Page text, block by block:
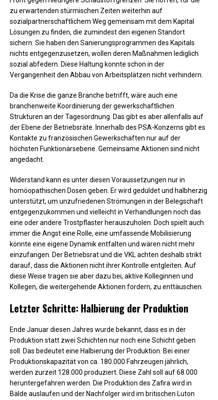
zu erwartenden stürmischen Zeiten weiterhin auf
sozialpartnerschaftlichem Weg gemeinsam mit dem Kapital
Lösungen zu finden, die zumindest den eigenen Standort
sichern. Sie haben den Sanierungsprogrammen des Kapitals
nichts entgegenzusetzen, wollen deren Maßnahmen lediglich
sozial abfedern. Diese Haltung konnte schon in der
Vergangenheit den Abbau von Arbeitsplätzen nicht verhindern.
Da die Krise die ganze Branche betrifft, wäre auch eine
branchenweite Koordinierung der gewerkschaftlichen
Strukturen an der Tagesordnung. Das gibt es aber allenfalls auf
der Ebene der Betriebsräte. Innerhalb des PSA-Konzerns gibt es
Kontakte zu französischen Gewerkschaften nur auf der
höchsten Funktionärsebene. Gemeinsame Aktionen sind nicht
angedacht.
Widerstand kann es unter diesen Voraussetzungen nur in
homöopathischen Dosen geben. Er wird geduldet und halbherzig
unterstützt, um unzufriedenen Strömungen in der Belegschaft
entgegenzukommen und vielleicht in Verhandlungen noch das
eine oder andere Trostpflaster herauszuholen. Doch spielt auch
immer die Angst eine Rolle, eine umfassende Mobilisierung
könnte eine eigene Dynamik entfalten und wären nicht mehr
einzufangen. Der Betriebsrat und die VKL achten deshalb strikt
darauf, dass die Aktionen nicht ihrer Kontrolle entgleiten. Auf
diese Weise tragen sie aber dazu bei, aktive Kolleginnen und
Kollegen, die weitergehende Aktionen fordern, zu enttäuschen.
Letzter Schritte: Halbierung der Produktion
Ende Januar diesen Jahres wurde bekannt, dass es in der
Produktion statt zwei Schichten nur noch eine Schicht geben
soll. Das bedeutet eine Halbierung der Produktion. Bei einer
Produktionskapazität von ca. 180.000 Fahrzeugen jährlich,
werden zurzeit 128.000 produziert. Diese Zahl soll auf 68.000
heruntergefahren werden. Die Produktion des Zafira wird in
Bälde auslaufen und der Nachfolger wird im britischen Luton